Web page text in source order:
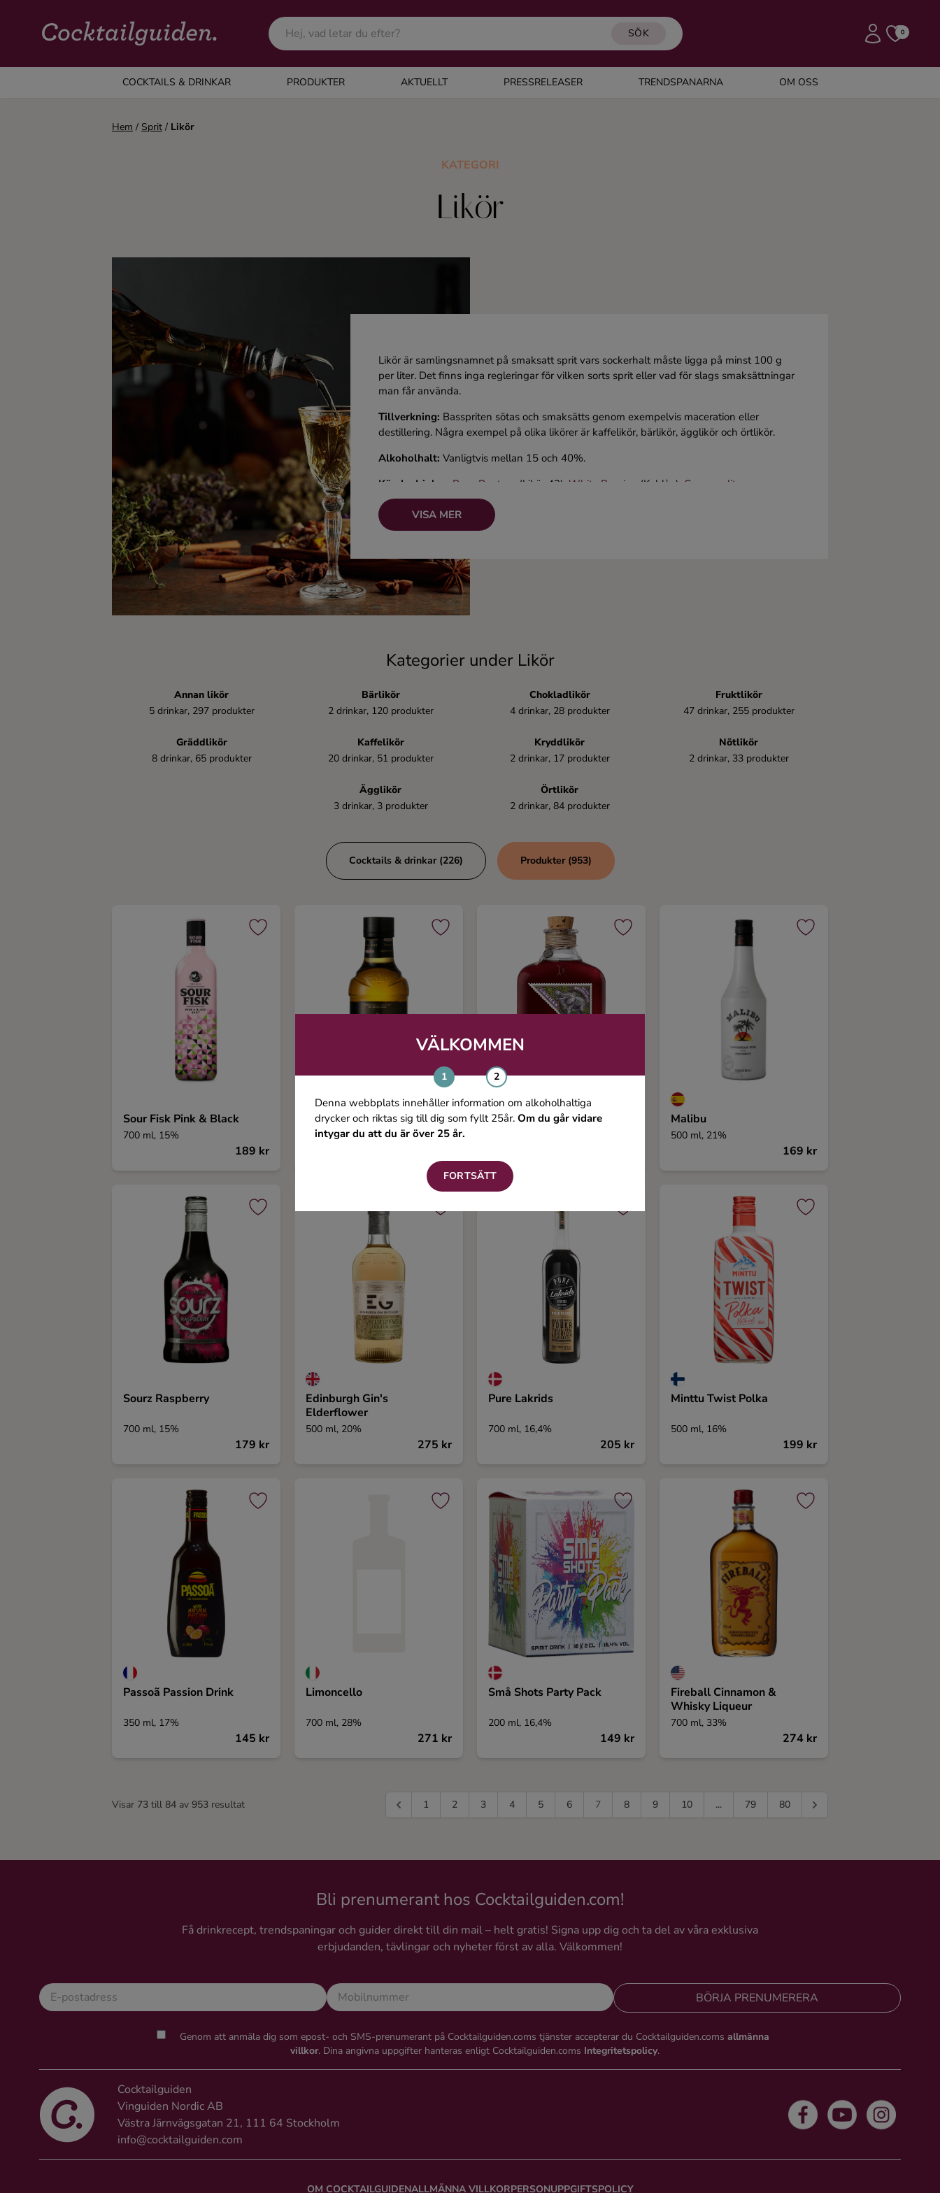
SÖK 0
COCKTAILS & DRINKAR PRODUKTER AKTUELLT PRESSRELEASER TRENDSPANARNA OM OSS
COCKTAILS & DRINKAR
Alla cocktails & drinkar
VÄLKOMMEN
Denna webbplats innehåller information om alkoholhaltiga
drycker och riktas sig till dig som fyllt 25år. Om du går vidare
intygar du att du är över 25 år.
FORTSÄTT
Hem / Sprit / Likör
KATEGORI
Likör
Likör är samlingsnamnet på smaksatt sprit vars sockerhalt måste ligga på minst 100 g
per liter. Det finns inga regleringar för vilken sorts sprit eller vad för slags smaksättningar
man får använda.
Tillverkning: Basspriten sötas och smaksätts genom exempelvis maceration eller
destillering. Några exempel på olika likörer är kaffelikör, bärlikör, ägglikör och örtlikör.
Alkoholhalt:Vanligtvis mellan 15 och 40%.
Kända drinkar: Rosa Pantern (Likör 43),White Russian (Kahlùa), Cosmopolitan
(Cointreau)
VISA MER
Kategorier under Likör
Annan likör
5 drinkar, 297 produkter
Bärlikör
2 drinkar, 120 produkter
Chokladlikör
4 drinkar, 28 produkter
Fruktlikör
47 drinkar, 255 produkter
Gräddlikör
8 drinkar, 65 produkter
Kaffelikör
20 drinkar, 51 produkter
Kryddlikör
2 drinkar, 17 produkter
Nötlikör
2 drinkar, 33 produkter
Ägglikör
3 drinkar, 3 produkter
Örtlikör
2 drinkar, 84 produkter
Cocktails & drinkar (226) Produkter (953)
Sour Fisk Pink & Black
700 ml, 15%
189 kr
Drambuie
350 ml, 40%
Elephant Sloe Gin Malibu
500 ml, 21%
169 kr
Sourz Raspberry
700 ml, 15%
179 kr
Edinburgh Gin's
Elderflower
500 ml, 20%
275 kr
Pure Lakrids
700 ml, 16,4%
205 kr
Minttu Twist Polka
500 ml, 16%
199 kr
Passoã Passion Drink
350 ml, 17%
145 kr
Limoncello
700 ml, 28%
271 kr
Små Shots Party Pack
200 ml, 16,4%
149 kr
Fireball Cinnamon &
Whisky Liqueur
700 ml, 33%
274 kr
Visar 73 till 84 av 953 resultat 1 2 3 4 5 6 7 8 9 10 ... 79 80
Bli prenumerant hos Cocktailguiden.com!
Få drinkrecept, trendspaningar och guider direkt till din mail – helt gratis! Signa upp dig och ta del av våra exklusiva
erbjudanden, tävlingar och nyheter först av alla. Välkommen!
BÖRJA PRENUMERERA
Genom att anmäla dig som epost- och SMS-prenumerant på Cocktailguiden.coms tjänster accepterar du Cocktailguiden.coms allmänna
villkor. Dina angivna uppgifter hanteras enligt Cocktailguiden.coms Integritetspolicy.
Cocktailguiden
Vinguiden Nordic AB
Västra Järnvägsgatan 21, 111 64 Stockholm
info@cocktailguiden.com
OM COCKTAILGUIDENALLMÄNNA VILLKORPERSONUPPGIFTSPOLICY